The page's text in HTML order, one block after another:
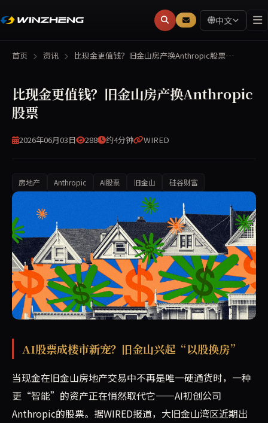
中文
首页 资讯 比现金更值钱？旧金山房产换Anthropic股票…
比现金更值钱？旧金山房产换Anthropic
股票
2026年06月03日 288 约4分钟 WIRED
房地产 Anthropic AI股票 旧金山 硅谷财富
旧金山湾区多套房产挂牌接受以Anthropic股票作为支付方
AI股票成楼市新宠？旧金山兴起“以股换房”
当现金在旧金山房地产交易中不再是唯一硬通货时，一种
更“智能”的资产正在悄然取代它——AI初创公司
Anthropic的股票。据WIRED报道，大旧金山湾区近期出